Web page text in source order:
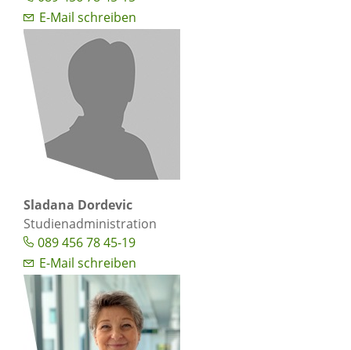
E-Mail schreiben
Sladana Dordevic
Studienadministration
089 456 78 45-19
E-Mail schreiben